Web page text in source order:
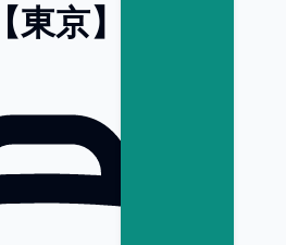
東京】